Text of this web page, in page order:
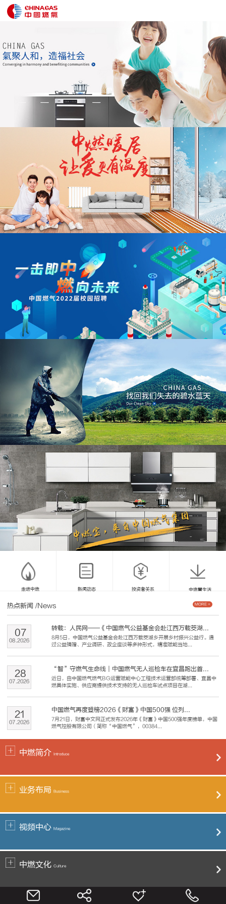
走进中燃 新闻动态 投资者关系 中燃慧生活
热点新闻 /News
转载：人民网——《中国燃气公益基金会赴江西万载茭湖...
8月5日，中国燃气公益基金会赴江西万载茭湖乡开展乡村振兴公益行。通
过公益捐赠、产业调研、政企座谈等多种形式，精准赋能当地...
08.2026
07
“智”守燃气生命线｜中国燃气无人巡检车在宜昌跑出首...
近日，由中国燃气燃气BG运营赋能中心工程技术运营部统筹部署、宜昌中
燃具体实施、供应商提供技术支持的无人巡检车试点项目在湖...
07.2026
28
中国燃气再度登榜2026《财富》中国500强 位列...
7月21日，财富中文网正式发布2026年《财富》中国500强年度榜单，中国
燃气控股有限公司（简称“中国燃气”，00384...
07.2026
21
MORE +
中燃简介 Introduce
业务布局 Business
视频中心 Magazine
中燃文化 Culture